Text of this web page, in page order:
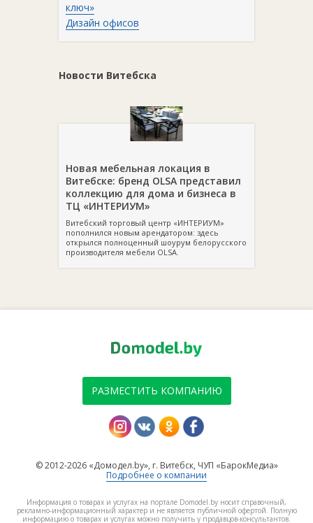
ключ»
Дизайн офисов
Новости Витебска
Новая мебельная локация в
Витебске: бренд OLSA представил
коллекцию для дома и бизнеса в
ТЦ «ИНТЕРИУМ»
Витебский торговый центр «ИНТЕРИУМ»
пополнился новым арендатором: здесь
открылся полноценный шоурум белорусского
производителя мебели OLSA.
РАЗМЕСТИТЬ КОМПАНИЮ
© 2012-2026 «Домодел.by», г. Витебск, ЧУП «БарокМедиа»
Подробнее о компании
Информация о товарах и услугах на портале Domodel.by носит справочный,
рекламно-информационный характер и не является публичной офертой. Полную
информацию о товарах и услугах можно получить у продавцов-консультантов.